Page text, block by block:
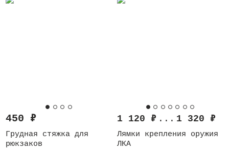
450 ₽
Грудная стяжка для
рюкзаков
1 120 ₽ ... 1 320 ₽
Лямки крепления оружия
ЛКА